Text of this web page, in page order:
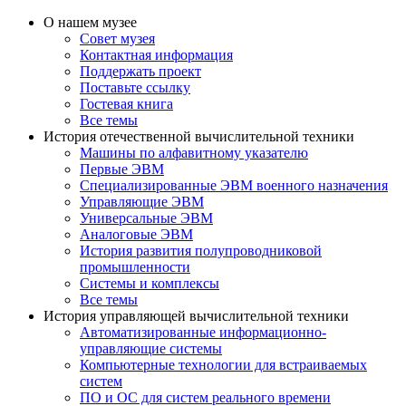
О нашем музее
Совет музея
Контактная информация
Поддержать проект
Поставьте ссылку
Гостевая книга
Все темы
История отечественной вычислительной техники
Машины по алфавитному указателю
Первые ЭВМ
Специализированные ЭВМ военного назначения
Управляющие ЭВМ
Универсальные ЭВМ
Аналоговые ЭВМ
История развития полупроводниковой
промышленности
Системы и комплексы
Все темы
История управляющей вычислительной техники
Автоматизированные информационно-
управляющие системы
Компьютерные технологии для встраиваемых
систем
ПО и ОС для систем реального времени